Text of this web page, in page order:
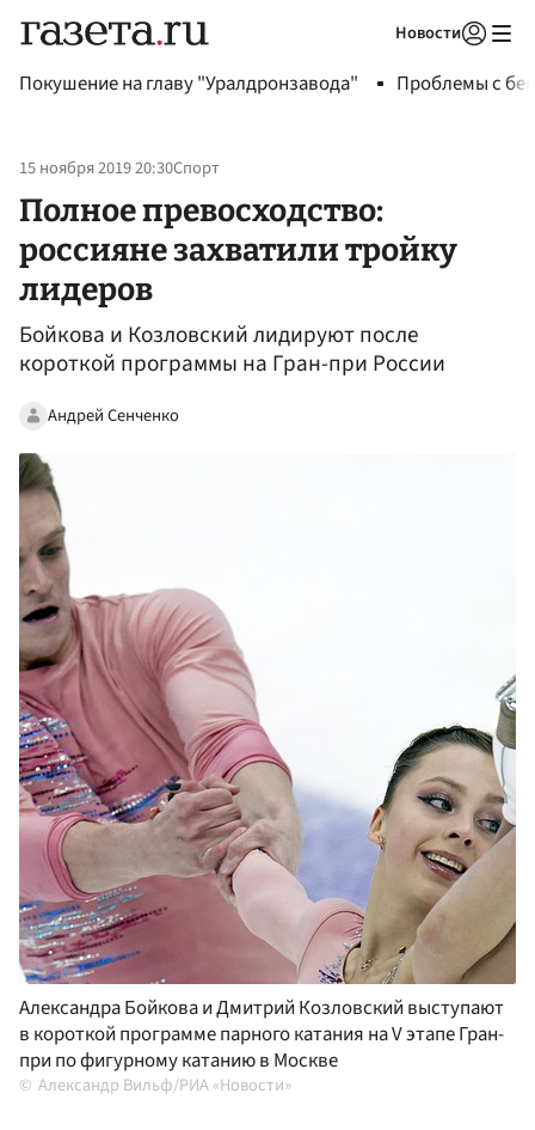
Новости
Покушение на главу "Уралдронзавода" Проблемы с
15 ноября 2019 20:30Спорт
Полное превосходство:
россияне захватили тройку
лидеров
Бойкова и Козловский лидируют после
короткой программы на Гран-при России
Андрей Сенченко
Александра Бойкова и Дмитрий Козловский выступают
в короткой программе парного катания на V этапе Гран-
при по фигурному катанию в Москве
Александр Вильф/РИА «Новости»